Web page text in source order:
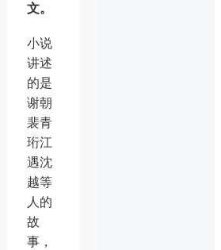
文。
小说
讲述
的是
谢朝
裴青
珩江
遇沈
越等
人的
故
事，